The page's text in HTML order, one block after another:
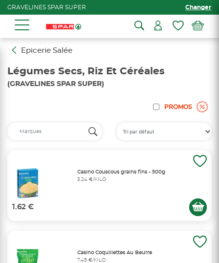
GRAVELINES SPAR SUPER Changer
Epicerie Salée
Légumes Secs, Riz Et Céréales
(GRAVELINES SPAR SUPER)
PROMOS
Casino Couscous grains fins - 500g
3,24 €/KILO
1.62 €
Casino Coquillettes Au Beurre
7,45 €/KILO